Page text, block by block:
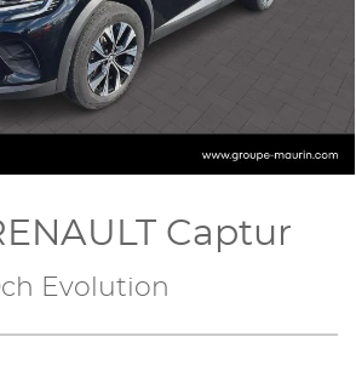
Captur
Evolution